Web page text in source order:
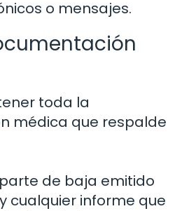
o mensajes.
toda la
médica que respalde
de baja emitido
cualquier informe que